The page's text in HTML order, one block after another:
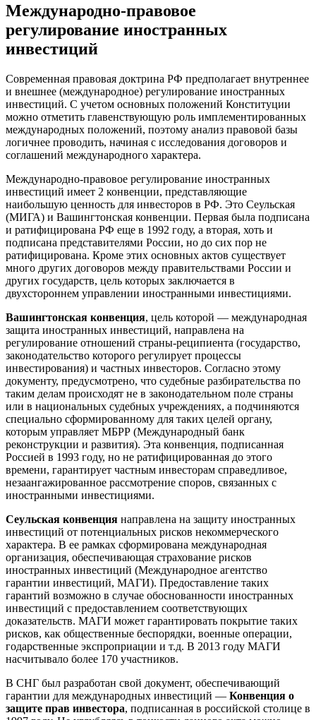
Международно-правовое
регулирование иностранных
инвестиций
Современная правовая доктрина РФ предполагает внутреннее
и внешнее (международное) регулирование иностранных
инвестиций. С учетом основных положений Конституции
можно отметить главенствующую роль имплементированных
международных положений, поэтому анализ правовой базы
логичнее проводить, начиная с исследования договоров и
соглашений международного характера.
Международно-правовое регулирование иностранных
инвестиций имеет 2 конвенции, представляющие
наибольшую ценность для инвесторов в РФ. Это Сеульская
(МИГА) и Вашингтонская конвенции. Первая была подписана
и ратифицирована РФ еще в 1992 году, а вторая, хоть и
подписана представителями России, но до сих пор не
ратифицирована. Кроме этих основных актов существует
много других договоров между правительствами России и
других государств, цель которых заключается в
двухстороннем управлении иностранными инвестициями.
Вашингтонская конвенция, цель которой — международная
защита иностранных инвестиций, направлена на
регулирование отношений страны-реципиента (государство,
законодательство которого регулирует процессы
инвестирования) и частных инвесторов. Согласно этому
документу, предусмотрено, что судебные разбирательства по
таким делам происходят не в законодательном поле страны
или в национальных судебных учреждениях, а подчиняются
специально сформированному для таких целей органу,
которым управляет МБРР (Международный банк
реконструкции и развития). Эта конвенция, подписанная
Россией в 1993 году, но не ратифицированная до этого
времени, гарантирует частным инвесторам справедливое,
незаангажированное рассмотрение споров, связанных с
иностранными инвестициями.
Сеульская конвенция направлена на защиту иностранных
инвестиций от потенциальных рисков некоммерческого
характера. В ее рамках сформирована международная
организация, обеспечивающая страхование рисков
иностранных инвестиций (Международное агентство
гарантии инвестиций, МАГИ). Предоставление таких
гарантий возможно в случае обоснованности иностранных
инвестиций с предоставлением соответствующих
доказательств. МАГИ может гарантировать покрытие таких
рисков, как общественные беспорядки, военные операции,
годарственные экспроприации и т.д. В 2013 году МАГИ
насчитывало более 170 участников.
В СНГ был разработан свой документ, обеспечивающий
гарантии для международных инвестиций — Конвенция о
защите прав инвестора, подписанная в российской столице в